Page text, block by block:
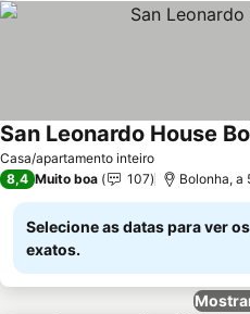
Casa/apartamento inteiro
San Leonardo House
8,4 Muito boa 107 Bolonha, a
Selecione as datas para ver
exatos.